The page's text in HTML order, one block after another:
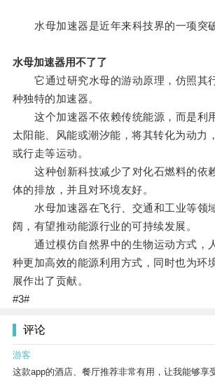
水母加速器是近年来科技界的一项突破
水母加速器用不了了
它通过研究水母的游动原理，仿照其
种独特的加速器。
这个加速器不依赖传统能源，而是利
太阳能、风能或潮汐能，将其转化为动力
或行走等运动。
这种创新科技减少了对化石燃料的依
体的排放，并且对环境友好。
水母加速器在飞行、交通和工业等领
阔，有望推动能源行业的可持续发展。
通过模仿自然界中的生物运动方式，
种更加高效的能源利用方式，同时也为环
展作出了贡献。
#3#
评论
游客
这款app的酒店、餐厅推荐非常有用，让我能够享